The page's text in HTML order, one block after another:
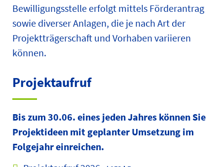
Bewilligungsstelle erfolgt mittels Förderantrag
sowie diverser Anlagen, die je nach Art der
Projektträgerschaft und Vorhaben variieren
können.
Projektaufruf
Bis zum 30.06. eines jeden Jahres können Sie
Projektideen mit geplanter Umsetzung im
Folgejahr einreichen.